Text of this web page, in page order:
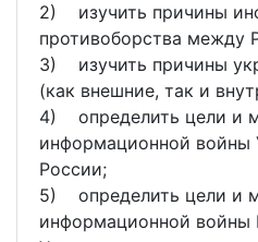
2) изучить причины
противоборства между
3) изучить причины
(как внешние, так и
4) определить цели и
информационной войны
России;
5) определить цели и
информационной войны